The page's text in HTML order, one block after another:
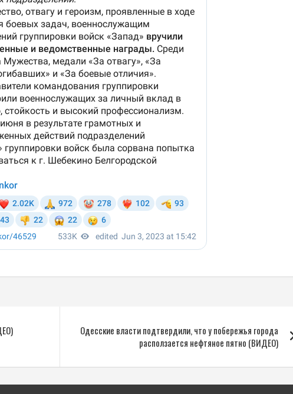
Одесские власти подтвердили, что у побережья города
расползается нефтяное пятно (ВИДЕО)